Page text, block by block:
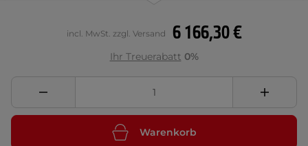
6 166,30 €
incl. MwSt. zzgl. Versand
Ihr Treuerabatt 0%
Warenkorb